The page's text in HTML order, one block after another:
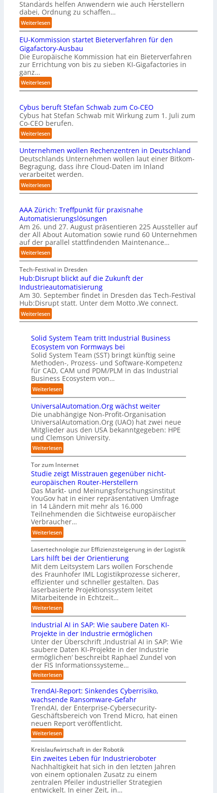
Standards helfen Anwendern wie auch Herstellern
dabei, Ordnung zu schaffen…
Weiterlesen:
„
E
s
k
o
m
t
u
f
d
i
e
m
p
l
e
m
e
t
i
e
r
u
n
g
a
n
“
EU-Kommission startet Bieterverfahren für den
Gigafactory-Ausbau
Die Europäische Kommission hat ein Bieterverfahren
zur Errichtung von bis zu sieben KI-Gigafactories in
ganz…
Weiterlesen:
E
-
K
o
m
i
s
s
i
o
n
t
a
r
t
e
t
B
i
e
t
e
r
v
e
r
a
h
r
e
n
f
ü
r
d
e
n
G
i
g
a
c
t
o
r
y
-
A
u
b
a
u
Cybus beruft Stefan Schwab zum Co-CEO
Cybus hat Stefan Schwab mit Wirkung zum 1. Juli zum
Co-CEO berufen.
Weiterlesen:
C
y
b
u
s
b
e
u
f
t
S
t
e
f
n
S
c
h
w
a
b
u
m
C
o
-
C
E
O
Unternehmen wollen Rechenzentren in Deutschland
Deutschlands Unternehmen wollen laut einer Bitkom-
Begragung, dass ihre Cloud-Daten im Inland
verarbeitet werden.
Weiterlesen:
U
t
e
r
n
e
m
w
o
l
l
e
e
c
h
e
n
z
e
n
t
r
e
n
i
n
D
e
u
t
s
c
h
l
a
n
d
AAA Zürich: Treffpunkt für praxisnahe
Automatisierungslösungen
Am 26. und 27. August präsentieren 225 Aussteller auf
der All About Automation sowie rund 60 Unternehmen
auf der parallel stattfindenden Maintenance…
Weiterlesen:
A
A
A
Z
ü
r
i
c
:
T
r
e
f
f
p
u
k
t
f
ü
r
p
r
a
x
i
s
n
a
h
e
A
u
t
o
m
a
t
i
s
i
e
r
u
n
g
s
l
ö
s
u
n
g
e
n
Tech-Festival in Dresden
Hub:Disrupt blickt auf die Zukunft der
Industrieautomatisierung
Am 30. September findet in Dresden das Tech-Festival
Hub:Disrupt statt. Unter dem Motto ‚We connect.
Weiterlesen:
H
b
:
D
i
s
r
u
p
t
b
l
i
c
k
t
f
d
i
e
Z
u
k
u
f
t
d
e
r
I
n
d
u
s
t
r
i
e
a
u
t
o
m
a
t
i
s
i
e
r
u
n
g
Solid System Team tritt Industrial Business
Ecosystem von Formways bei
Solid System Team (SST) bringt künftig seine
Methoden-, Prozess- und Software-Kompetenz
für CAD, CAM und PDM/PLM in das Industrial
Business Ecosystem von…
Weiterlesen:
S
o
l
i
d
S
y
s
t
e
m
T
e
a
m
t
r
i
t
I
n
d
u
s
t
r
a
l
u
s
i
n
s
s
E
c
o
s
y
s
t
e
m
UniversalAutomation.Org wächst weiter
Die unabhängige Non-Profit-Organisation
UniversalAutomation.Org (UAO) hat zwei neue
Mitglieder aus den USA bekanntgegeben: HPE
und Clemson University.
Weiterlesen:
U
n
i
v
e
r
s
a
l
A
u
o
m
a
t
i
o
n
.
O
r
g
w
ä
c
h
s
t
w
e
i
t
e
r
Tor zum Internet
Studie zeigt Misstrauen gegenüber nicht-
europäischen Router-Herstellern
Das Markt- und Meinungsforschungsinstitut
YouGov hat in einer repräsentativen Umfrage
in 14 Ländern mit mehr als 16.000
Teilnehmenden die Sichtweise europäischer
Verbraucher…
Weiterlesen:
S
t
u
d
i
e
z
e
g
t
M
i
s
s
t
r
a
u
e
n
g
e
g
e
n
b
e
n
Lasertechnologie zur Effizienzsteigerung in der Logistik
Lars hilft bei der Orientierung
Mit dem Leitsystem Lars wollen Forschende
des Fraunhofer IML Logistikprozesse sicherer,
effizienter und schneller gestalten. Das
laserbasierte Projektionssystem leitet
Mitarbeitende in Echtzeit…
Weiterlesen:
L
a
r
s
h
i
l
f
t
b
e
i
d
e
r
O
r
i
e
n
i
Industrial AI in SAP: Wie saubere Daten KI-
Projekte in der Industrie ermöglichen
Unter der Überschrift ‚Industrial AI in SAP: Wie
saubere Daten KI-Projekte in der Industrie
ermöglichen‘ beschreibt Raphael Zundel von
der FIS Informationssysteme…
Weiterlesen:
I
n
d
u
s
t
r
i
a
l
A
I
i
n
S
P
TrendAI-Report: Sinkendes Cyberrisiko,
wachsende Ransomware-Gefahr
TrendAI, der Enterprise-Cybersecurity-
Geschäftsbereich von Trend Micro, hat einen
neuen Report veröffentlicht.
Weiterlesen:
T
r
e
n
d
A
-
Kreislaufwirtschaft in der Robotik
Ein zweites Leben für Industrieroboter
Nachhaltigkeit hat sich in den letzten Jahren
von einem optionalen Zusatz zu einem
zentralen Pfeiler industrieller Strategien
entwickelt. In einer Zeit, in…